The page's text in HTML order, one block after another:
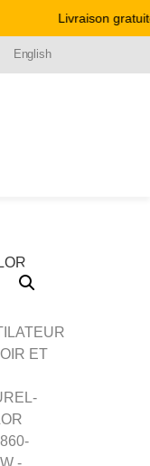
Livraison gratuite
English